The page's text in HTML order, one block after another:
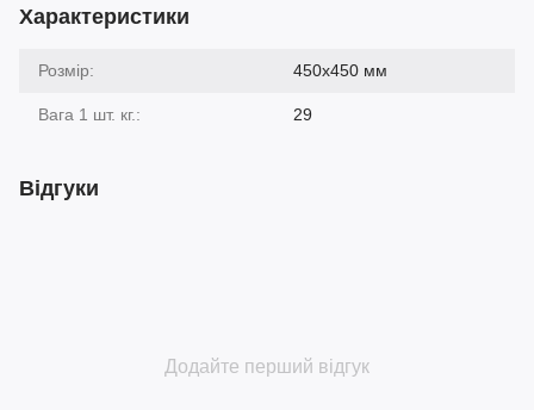
Характеристики
Розмір: 450х450 мм
Вага 1 шт. кг.: 29
Відгуки
Додайте перший відгук